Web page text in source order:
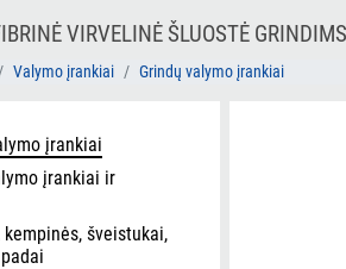
VIRVELINĖ ŠLUOSTĖ
Valymo įrankiai Grindų valymo įrankiai
įrankiai
įrankiai ir
kempinės, šveistukai,